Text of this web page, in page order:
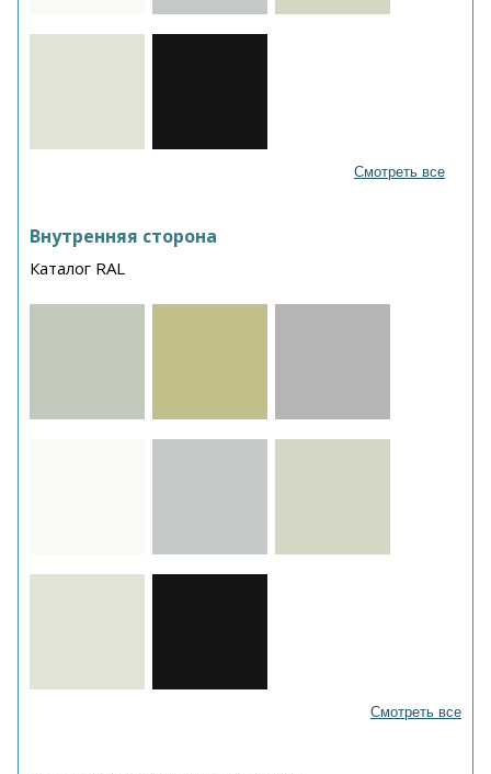
Смотреть все
Внутренняя сторона
Каталог RAL
Смотреть все